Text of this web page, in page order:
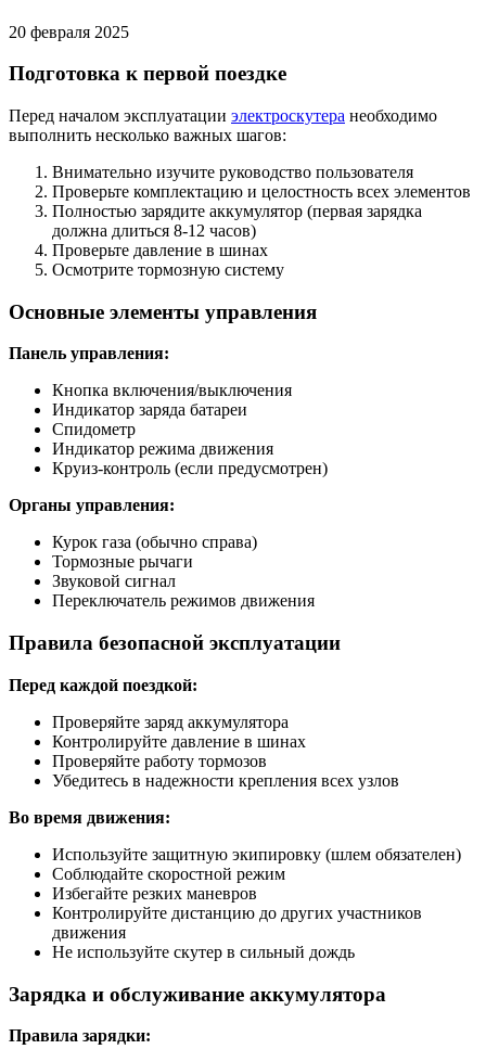
20 февраля 2025
Подготовка к первой поездке
Перед началом эксплуатации электроскутера необходимо
выполнить несколько важных шагов:
Внимательно изучите руководство пользователя
Проверьте комплектацию и целостность всех элементов
Полностью зарядите аккумулятор (первая зарядка
должна длиться 8-12 часов)
Проверьте давление в шинах
Осмотрите тормозную систему
Основные элементы управления
Панель управления:
Кнопка включения/выключения
Индикатор заряда батареи
Спидометр
Индикатор режима движения
Круиз-контроль (если предусмотрен)
Органы управления:
Курок газа (обычно справа)
Тормозные рычаги
Звуковой сигнал
Переключатель режимов движения
Правила безопасной эксплуатации
Перед каждой поездкой:
Проверяйте заряд аккумулятора
Контролируйте давление в шинах
Проверяйте работу тормозов
Убедитесь в надежности крепления всех узлов
Во время движения:
Используйте защитную экипировку (шлем обязателен)
Соблюдайте скоростной режим
Избегайте резких маневров
Контролируйте дистанцию до других участников
движения
Не используйте скутер в сильный дождь
Зарядка и обслуживание аккумулятора
Правила зарядки: